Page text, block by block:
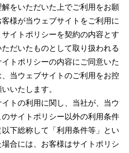
をいただいた上でご利用をお願
様が当ウェブサイトをご利用に
イトポリシーを契約の内容とす
だいたものとして取り扱われる
トポリシーの内容にご同意いた
当ウェブサイトのご利用をお控
いたします。
トの利用に関し、当社が、当ウ
サイトポリシー以外の利用条件
下総称して「利用条件等」とい
合には、お客様はサイトポリシ